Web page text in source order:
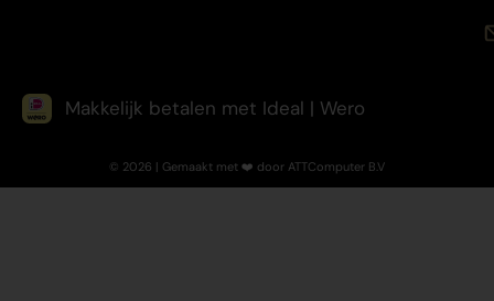
Makkelijk betalen met Ideal | Wero
© 2026 | Gemaakt met ❤️ door ATTComputer B.V